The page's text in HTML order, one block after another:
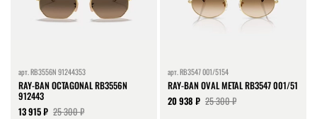
арт.RB3556N 91244353
RAY-BAN OCTAGONAL RB3556N
912443
13 915 ₽ 25 300 ₽
арт. RB3547 001/5154
RAY-BAN OVAL METAL RB3547 001/51
20 938 ₽ 25 300 ₽